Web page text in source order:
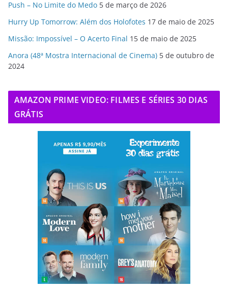
Push – No Limite do Medo 5 de março de 2026
Hurry Up Tomorrow: Além dos Holofotes 17 de maio de 2025
Missão: Impossível – O Acerto Final 15 de maio de 2025
Anora (48ª Mostra Internacional de Cinema) 5 de outubro de
2024
AMAZON PRIME VIDEO: FILMES E SÉRIES 30 DIAS
GRÁTIS